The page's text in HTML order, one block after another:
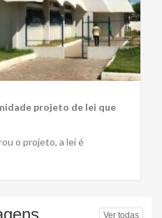
projeto de lei que
o projeto, a lei é
Ver todas